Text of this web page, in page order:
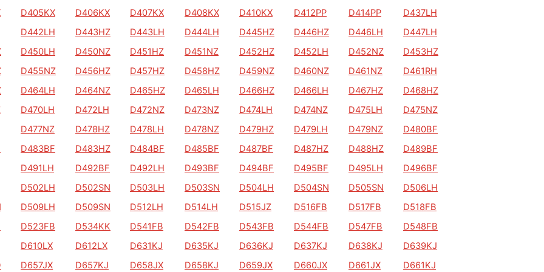
D405KX D406KX D407KX D408KX D410KX D412PP D414PP
D437LH
D442LH
D443HZ D443LH D444LH D445HZ D446HZ D446LH
D447LH
D450LH D450NZ D451HZ D451NZ D452HZ D452LH D452NZ
D453HZ
D455NZ D456HZ D457HZ D458HZ D459NZ D460NZ D461NZ
D461RH
D464LH D464NZ D465HZ D465LH D466HZ D466LH D467HZ
D468HZ
D470LH D472LH D472NZ D473NZ D474LH D474NZ D475LH
D475NZ
D477NZ
D478HZ D478LH D478NZ D479HZ D479LH D479NZ
D480BF
D483BF D483HZ D484BF D485BF D487BF D487HZ D488HZ
D489BF
D491LH
D492BF D492LH D493BF D494BF D495BF D495LH
D496BF
D502LH
D502SN D503LH D503SN D504LH D504SN D505SN
D506LH
D509LH D509SN D512LH D514LH D515JZ D516FB D517FB
D518FB
D523FB D534KK D541FB D542FB D543FB D544FB D547FB
D548FB
D610LX
D612LX D631KJ D635KJ D636KJ D637KJ D638KJ
D639KJ
D657JX D657KJ D658JX D658KJ D659JX D660JX D661JX D661KJ